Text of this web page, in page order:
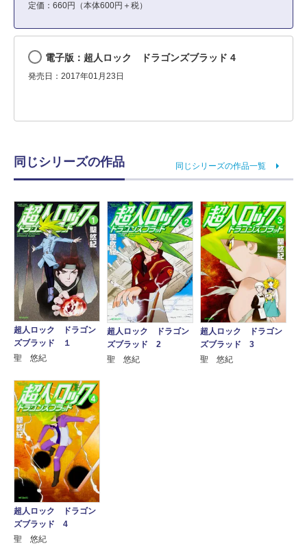
定価：660円（本体600円＋税）
電子版：超人ロック ドラゴンズブラッド 4
発売日：2017年01月23日
同じシリーズの作品 同じシリーズの作品一覧
超人ロック ドラゴン
ズブラッド １
聖 悠紀
超人ロック ドラゴン
ズブラッド 2
聖 悠紀
超人ロック ドラゴン
ズブラッド 3
聖 悠紀
超人ロック ドラゴン
ズブラッド 4
聖 悠紀